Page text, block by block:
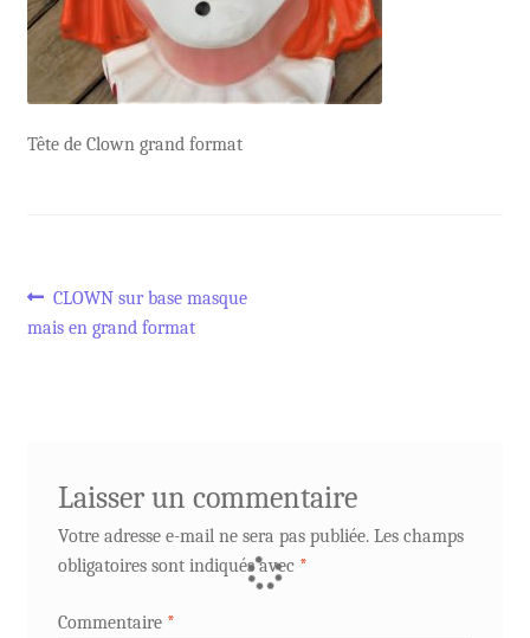
Tête de Clown grand format
Navigation
Article
précédent :
CLOWN sur base masque
mais en grand format
Laisser un commentaire
Votre adresse e-mail ne sera pas publiée. Les champs
obligatoires sont indiqués avec *
Commentaire *